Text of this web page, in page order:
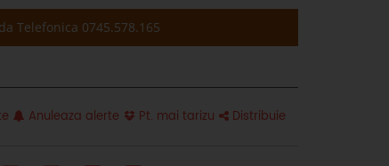
Telefonica 0745.578.165
Anuleaza alerte Pt. mai tarizu Distribuie